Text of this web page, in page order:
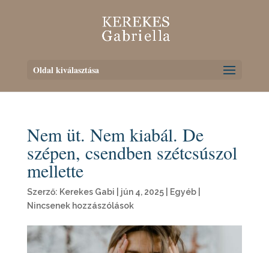
Oldal kiválasztása
Nem üt. Nem kiabál. De
szépen, csendben szétcsúszol
mellette
Szerző: Kerekes Gabi jún 4, 2025| Egyéb|
Nincsenek hozzászólások